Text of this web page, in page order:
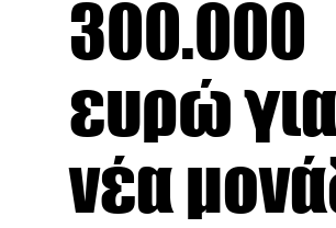
300.000
ευρώ για
νέα